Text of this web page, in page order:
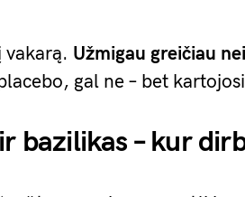
vakarą. Užmigau greičiau
gal ne – bet
bazilikas – kur